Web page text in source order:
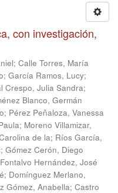
con investigación,
; Calle Torres, María
; García Ramos, Lucy;
Crespo, Julia Sandra;
Blanco, Germán
; Pérez Peñaloza, Vanessa
; Moreno Villamizar,
de la; Ríos García,
; Gómez Cerón, Diego
Fontalvo Hernández, José
; Domínguez Merlano,
Gómez, Anabella; Castro